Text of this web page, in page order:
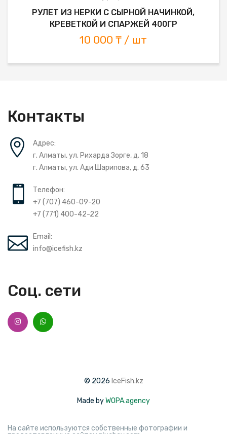
РУЛЕТ ИЗ НЕРКИ С СЫРНОЙ НАЧИНКОЙ,
КРЕВЕТКОЙ И СПАРЖЕЙ 400ГР
10 000 ₸ / шт
Соц. сети
Контакты
Адрес:
г. Алматы, ул. Рихарда Зорге, д. 18
г. Алматы, ул. Ади Шарипова, д. 63
Телефон:
+7 (707) 460-09-20
+7 (771) 400-42-22
Email:
info@icefish.kz
© 2026 IceFish.kz
Made byWOPA.agency
На сайте используются собственные фотографии и